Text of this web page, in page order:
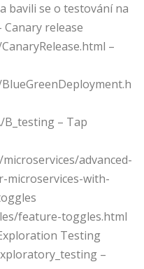
bavili se o testování na
release
–
– Tap
advanced-
with-
feature-toggles.html
Testing
–